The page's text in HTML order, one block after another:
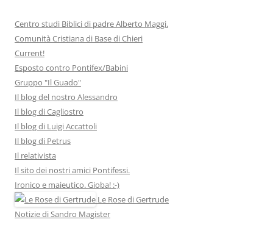
Centro studi Biblici di padre Alberto Maggi.
Comunità Cristiana di Base di Chieri
Current!
Esposto contro Pontifex/Babini
Gruppo "Il Guado"
Il blog del nostro Alessandro
Il blog di Cagliostro
Il blog di Luigi Accattoli
Il blog di Petrus
Il relativista
Il sito dei nostri amici Pontifessi.
Ironico e maieutico. Gioba! :-)
Le Rose di Gertrude
Notizie di Sandro Magister